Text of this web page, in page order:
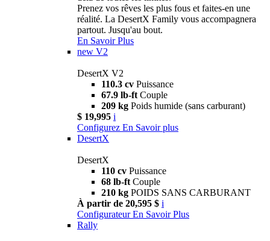
Prenez vos rêves les plus fous et faites-en une
réalité. La DesertX Family vous accompagnera
partout. Jusqu'au bout.
En Savoir Plus
new V2
DesertX V2
110.3 cv Puissance
67.9 lb-ft Couple
209 kg Poids humide (sans carburant)
$ 19,995 i
Configurez En Savoir plus
DesertX
DesertX
110 cv Puissance
68 lb-ft Couple
210 kg POIDS SANS CARBURANT
À partir de 20,595 $ i
Configurateur En Savoir Plus
Rally